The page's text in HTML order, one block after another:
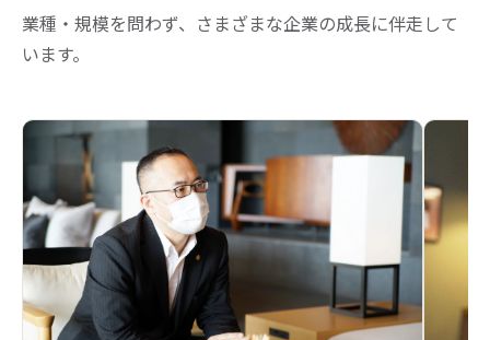
業種・規模を問わず、さまざまな企業の成長に伴走して
います。